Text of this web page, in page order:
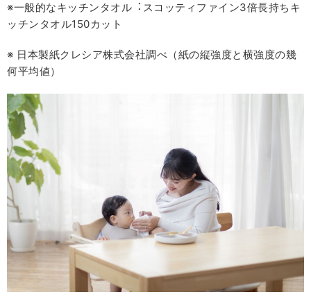
※⼀般的なキッチンタオル︓スコッティファイン3倍⻑持ちキ
ッチンタオル150カット
※ ⽇本製紙クレシア株式会社調べ（紙の縦強度と横強度の幾
何平均値）